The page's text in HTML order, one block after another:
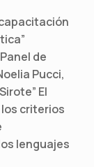
de
Pucci,
El
criterios
lenguajes